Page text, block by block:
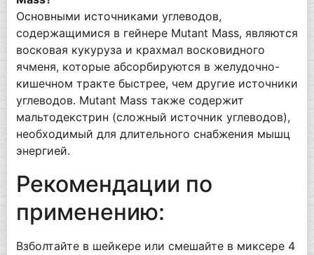
Основными источниками углеводов,
содержащимися в гейнере Mutant Mass, являются
восковая кукуруза и крахмал восковидного
ячменя, которые абсорбируются в желудочно-
кишечном тракте быстрее, чем другие источники
углеводов. Mutant Mass также содержит
мальтодекстрин (сложный источник углеводов),
необходимый для длительного снабжения мышц
энергией.
Рекомендации по
применению:
Взболтайте в шейкере или смешайте в миксере 4